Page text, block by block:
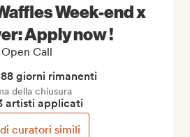
Week-end x
Apply now !
Open Call
giorni rimanenti
della chiusura
artisti applicati
curatori simili